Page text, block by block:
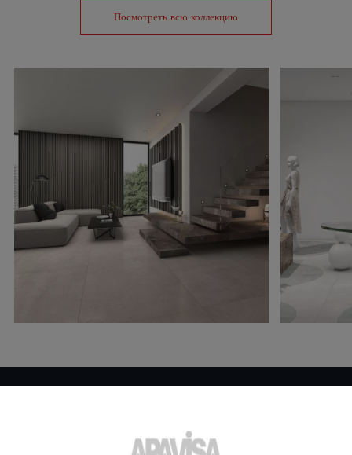
Посмотреть всю коллекцию
Вам нужна дополнительная